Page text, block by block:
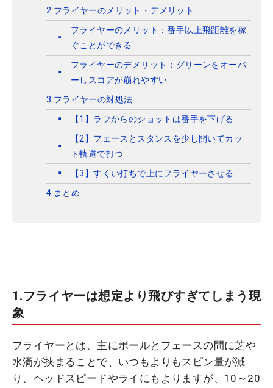
2.フライヤーのメリット・デメリット
フライヤーのメリット：番手以上飛距離を稼
ぐことができる
フライヤーのデメリット：グリーンをオーバ
ーしスコアが崩れやすい
3.フライヤーの対処法
【1】ラフからのショットは番手を下げる
【2】フェースとスタンスを少し開いてカッ
ト軌道で打つ
【3】すくい打ちで上にフライヤーさせる
4.まとめ
1.フライヤーは想定より飛びすぎてしまう現
象
フライヤーとは、主にボールとフェースの間に芝や
水滴が挟まることで、いつもよりもスピン量が減
り、ヘッドスピードやライにもよりますが、10～20